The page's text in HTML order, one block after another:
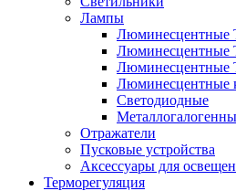
Лампы
Люминесцентные
Люминесцентные
Люминесцентные
Люминесцентные
Светодиодные
Отражатели
Пусковые устройства
Аксессуары для
Терморегуляция